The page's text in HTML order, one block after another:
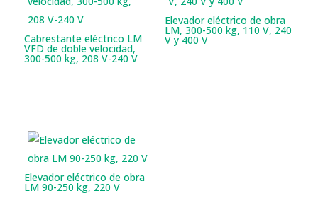
Cabrestante eléctrico LM
VFD de doble velocidad,
300-500 kg, 208 V-240 V
Elevador eléctrico de obra
LM, 300-500 kg, 110 V, 240
V y 400 V
Elevador eléctrico de obra
LM 90-250 kg, 220 V